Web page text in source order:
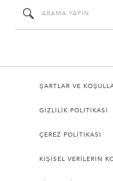
ŞARTLAR VE
GİZLİLİK POLİTİKASI
ÇEREZ POLİTİKASI
KİŞİSEL VERİLERİN